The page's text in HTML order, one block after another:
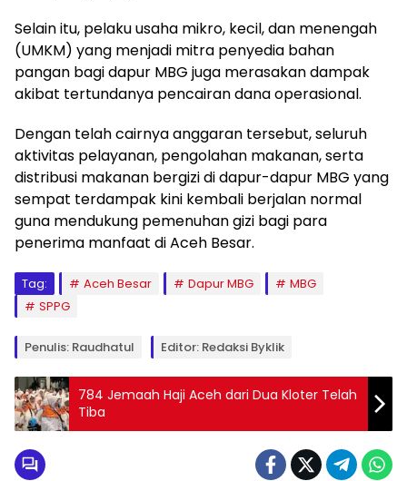
Selain itu, pelaku usaha mikro, kecil, dan menengah
(UMKM) yang menjadi mitra penyedia bahan
pangan bagi dapur MBG juga merasakan dampak
akibat tertundanya pencairan dana operasional.
Dengan telah cairnya anggaran tersebut, seluruh
aktivitas pelayanan, pengolahan makanan, serta
distribusi makanan bergizi di dapur-dapur MBG yang
sempat terdampak kini kembali berjalan normal
guna mendukung pemenuhan gizi bagi para
penerima manfaat di Aceh Besar.
Tag: Aceh Besar Dapur MBG
MBG
SPPG
Penulis: Raudhatul Editor: Redaksi Byklik
784 Jemaah Haji Aceh dari Dua Kloter Telah
Tiba